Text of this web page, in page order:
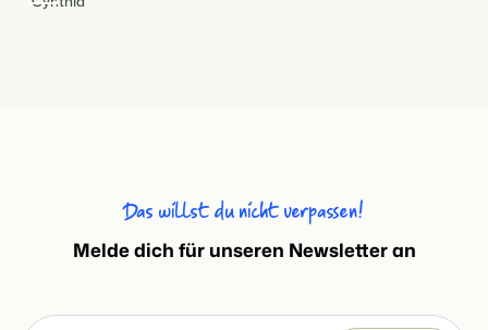
Das willst du nicht verpassen!
Melde dich für unseren Newsletter an